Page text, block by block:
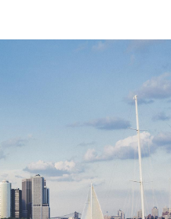
への貢献
戦略の策定方法
な発明を創出する方法